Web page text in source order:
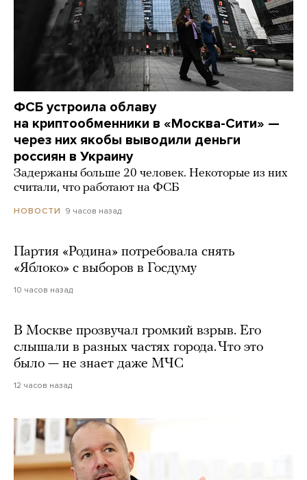
ФСБ устроила облаву
на криптообменники в «Москва-Сити» —
через них якобы выводили деньги
россиян в Украину
Задержаны больше 20 человек. Некоторые из них
считали, что работают на ФСБ
НОВОСТИ 9 часов назад
Партия «Родина» потребовала снять
«Яблоко» с выборов в Госдуму
10 часов назад
В Москве прозвучал громкий взрыв. Его
слышали в разных частях города. Что это
было — не знает даже МЧС
12 часов назад